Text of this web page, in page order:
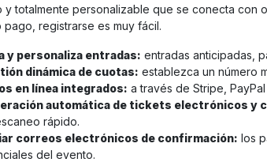
y totalmente personalizable que se conecta con
pago, registrarse es muy fácil.
y personaliza entradas: entradas anticipadas,
dinámica de cuotas: establezca un número
en línea integrados: a través de Stripe,
automática de tickets electrónicos y
rápido.
correos electrónicos de confirmación: los
del evento.